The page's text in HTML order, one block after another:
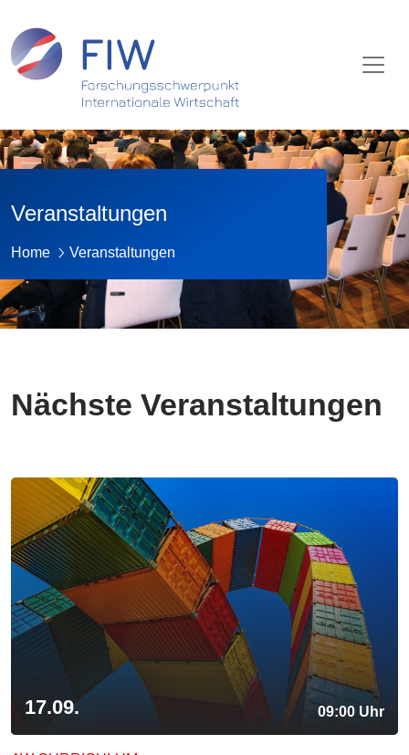
Veranstaltungen
Home Veranstaltungen
Nächste Veranstaltungen
17.09. 09:00 Uhr